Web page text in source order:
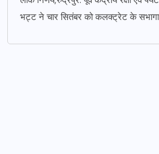
भट्ट ने चार सितंबर को कलक्ट्रेट के